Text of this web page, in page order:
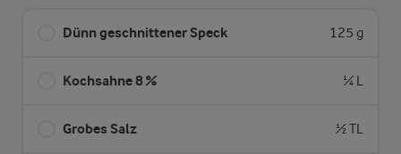
Dünn geschnittener Speck 125 g
Kochsahne 8 % ¼ L
Grobes Salz ½ TL